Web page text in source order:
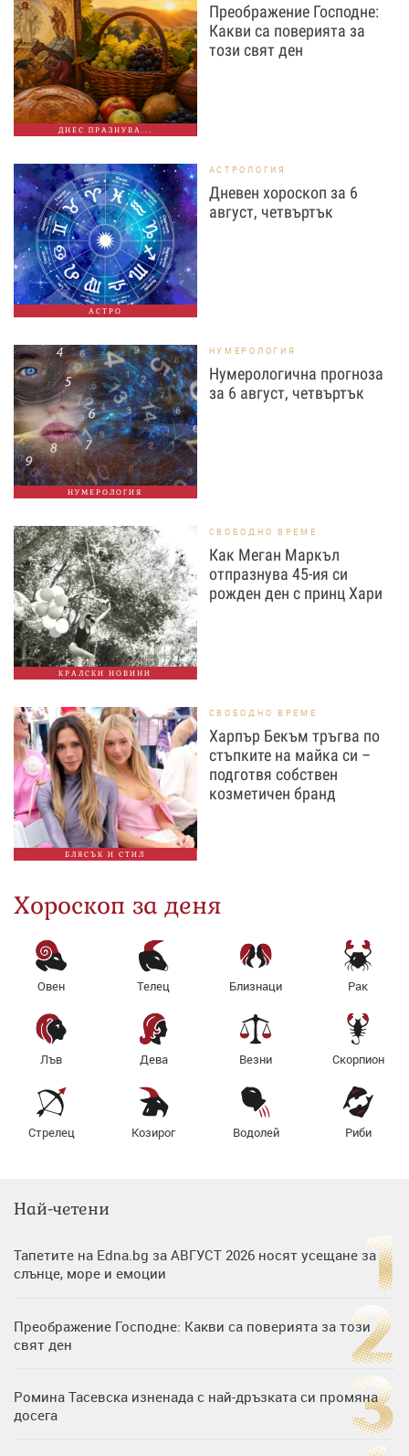
ДНЕС ПРАЗНУВА...
Преображение Господне:
Какви са поверията за
този свят ден
АСТРО
АСТРОЛОГИЯ
Дневен хороскоп за 6
август, четвъртък
НУМЕРОЛОГИЯ
НУМЕРОЛОГИЯ
Нумерологична прогноза
за 6 август, четвъртък
КРАЛСКИ НОВИНИ
СВОБОДНО ВРЕМЕ
Как Меган Маркъл
отпразнува 45-ия си
рожден ден с принц Хари
БЛЯСЪК И СТИЛ
СВОБОДНО ВРЕМЕ
Харпър Бекъм тръгва по
стъпките на майка си –
подготвя собствен
козметичен бранд
Хороскоп за деня
Овен Телец Близнаци Рак
Лъв Дева Везни Скорпион
Стрелец Козирог Водолей Риби
Най-четени
Тапетите на Edna.bg за АВГУСТ 2026 носят усещане за
слънце, море и емоции
Преображение Господне: Какви са поверията за този
свят ден
Ромина Тасевска изненада с най-дръзката си промяна
досега